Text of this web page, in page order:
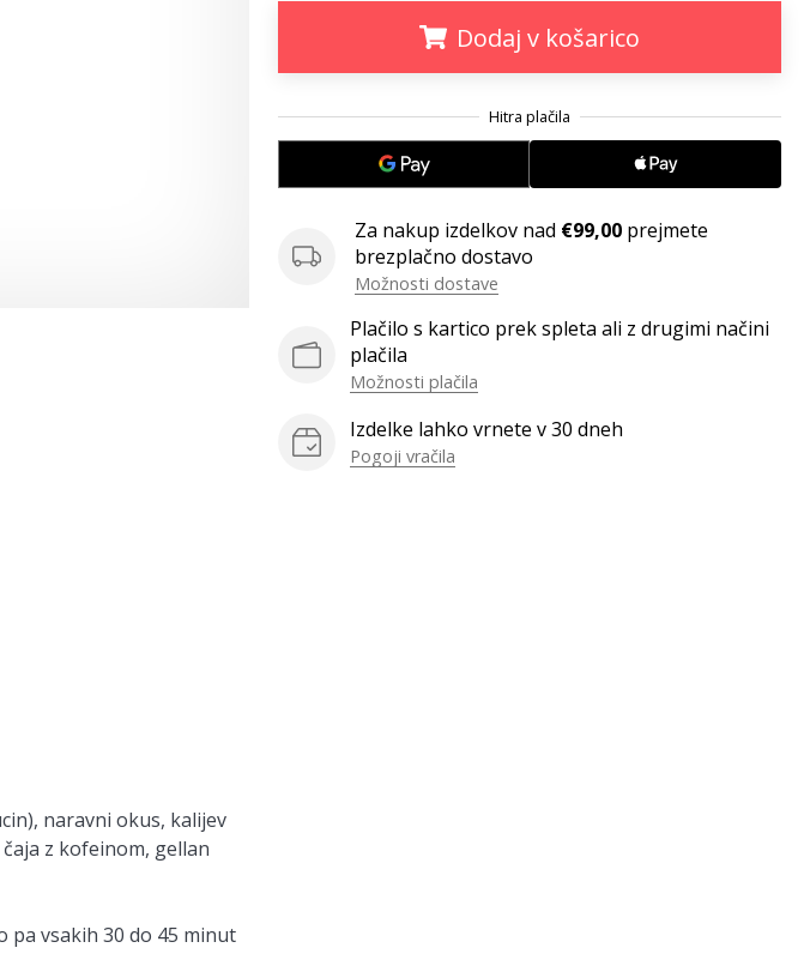
Dodaj v košarico
Za nakup izdelkov nad €99,00 prejmete
brezplačno dostavo
Možnosti dostave
Plačilo s kartico prek spleta ali z drugimi načini
plačila
Možnosti plačila
Izdelke lahko vrnete v 30 dneh
Pogoji vračila
naravni okus, kalijev
z kofeinom, gellan
pa vsakih 30 do 45 minut